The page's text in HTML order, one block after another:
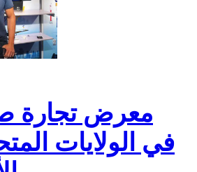
معرض تجارة
في الولايات